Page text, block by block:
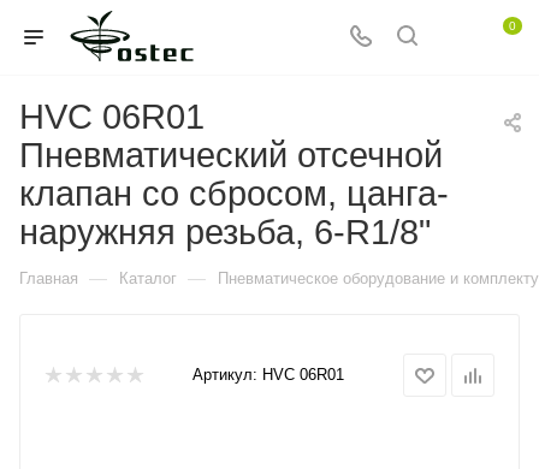
0
HVC 06R01
Пневматический отсечной
клапан со сбросом, цанга-
наружняя резьба, 6-R1/8"
Главная — Каталог — Пневматическое оборудование и
Артикул: HVC 06R01